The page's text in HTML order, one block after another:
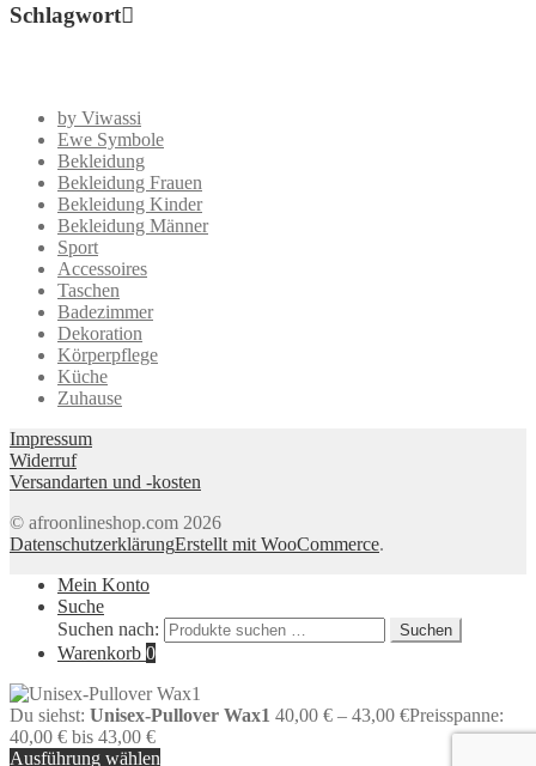
Schlagwort
by Viwassi
Ewe Symbole
Bekleidung
Bekleidung Frauen
Bekleidung Kinder
Bekleidung Männer
Sport
Accessoires
Taschen
Badezimmer
Dekoration
Körperpflege
Küche
Zuhause
Impressum
Widerruf
Versandarten und -kosten
© afroonlineshop.com 2026
DatenschutzerklärungErstellt mit WooCommerce.
Mein Konto
Suche
Suchen nach:
Suchen
Warenkorb 0
Du siehst: Unisex-Pullover Wax1 40,00 € – 43,00 €Preisspanne:
40,00 € bis 43,00 €
Ausführung wählen